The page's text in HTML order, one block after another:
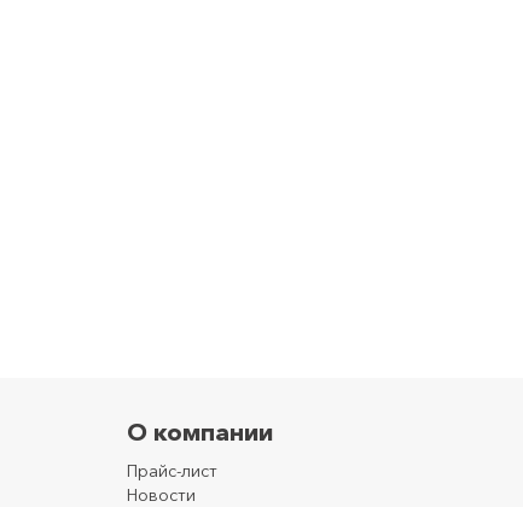
О компании
Прайс-лист
Новости